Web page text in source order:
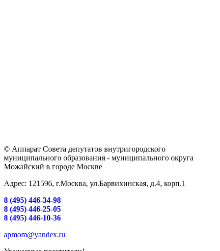
© Аппарат Совета депутатов внутригородского
муниципального образования - муниципального округа
Можайский в городе Москве
Адрес: 121596, г.Москва, ул.Барвихинская, д.4, корп.1
8 (495) 446-34-98
8 (495) 446-25-05
8 (495) 446-10-36
apmom@yandex.ru